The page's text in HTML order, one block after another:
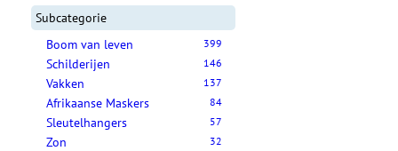
Subcategorie
Boom van leven
399
Schilderijen 146
Vakken 137
Afrikaanse Maskers 84
Sleutelhangers 57
Zon 32